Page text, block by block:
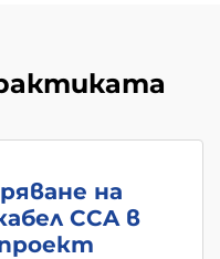
на
CCA в